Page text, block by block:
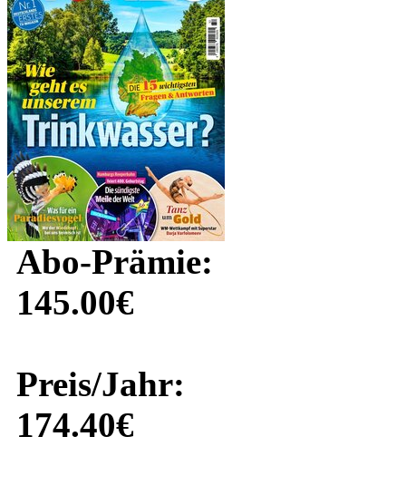
Abo-Prämie:
145.00€
Preis/Jahr:
174.40€